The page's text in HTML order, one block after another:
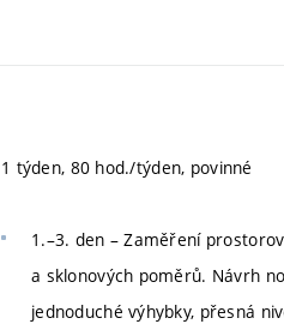
1 týden, 80 hod./týden, povinné
1.–3. den – Zaměření
a sklonových poměrů. Návrh
jednoduché výhybky, přesná